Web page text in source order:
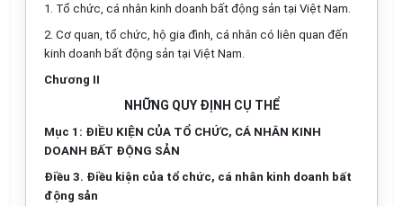
1. Tổ chức, cá nhân kinh doanh bất động sản tại Việt Nam.
2. Cơ quan, tổ chức, hộ gia đình, cá nhân có liên quan đến
kinh doanh bất động sản tại Việt Nam.
Chương II
NHỮNG QUY ĐỊNH CỤ THỂ
Mục 1: ĐIỀU KIỆN CỦA TỔ CHỨC, CÁ NHÂN KINH
DOANH BẤT ĐỘNG SẢN
Điều 3. Điều kiện của tổ chức, cá nhân kinh doanh bất
động sản